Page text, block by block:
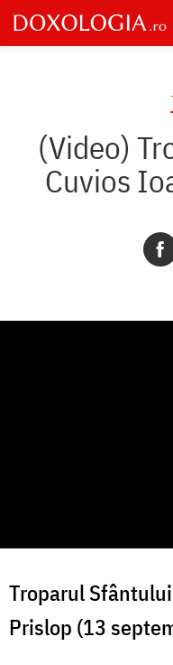
Skip
to
main
(Video)
Cuvios
Troparul
Prislop (13